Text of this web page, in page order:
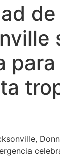
de
para